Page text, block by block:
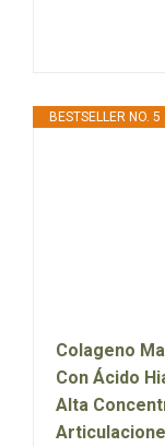
BESTSELLER NO. 5
Colageno
Con Ácido
Alta